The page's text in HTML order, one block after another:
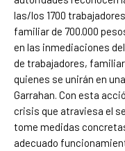
las/los 1700
familiar de 700.000
en las inmediaciones
de trabajadores,
quienes se unirán en
Garrahan. Con esta
crisis que atraviesa el
tome medidas
adecuado